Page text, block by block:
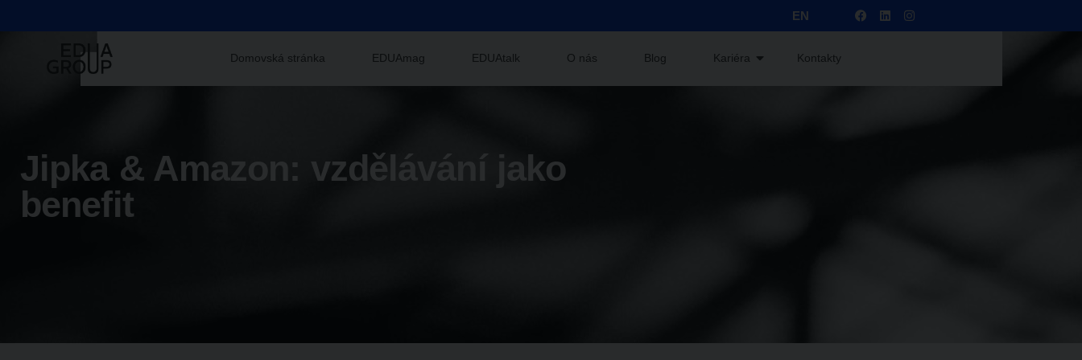
EN
Domovská stránka EDUAmag EDUAtalk O nás Blog Kariéra Kontakty
Jipka & Amazon: vzdělávání jako
benefit